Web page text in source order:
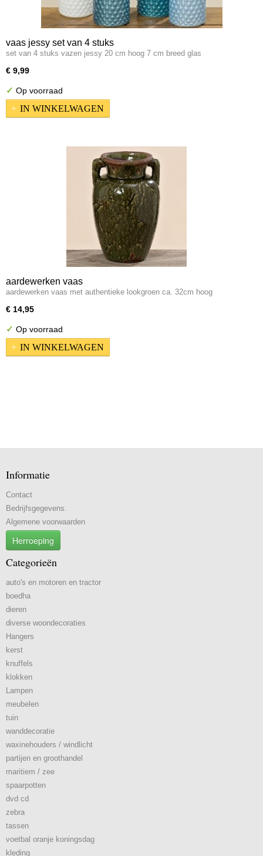
vaas jessy set van 4 stuks
set van 4 stuks vazen jessy 20 cm hoog 7 cm breed glas
€ 9,99
✓ Op voorraad
IN WINKELWAGEN
aardewerken vaas
aardewerken vaas met authentieke lookgroen ca. 32cm hoog
€ 14,95
✓ Op voorraad
IN WINKELWAGEN
Informatie
Contact
Bedrijfsgegevens.
Algemene voorwaarden
Herroeping
Categorieën
auto's en motoren en tractor
boedha
dieren
diverse woondecoraties
Hangers
kerst
knuffels
klokken
Lampen
meubelen
tuin
wanddecoratie
waxinehouders / windlicht
partijen en groothandel
maritiem / zee
spaarpotten
dvd cd
zebra
tassen
voetbal oranje koningsdag
kleding